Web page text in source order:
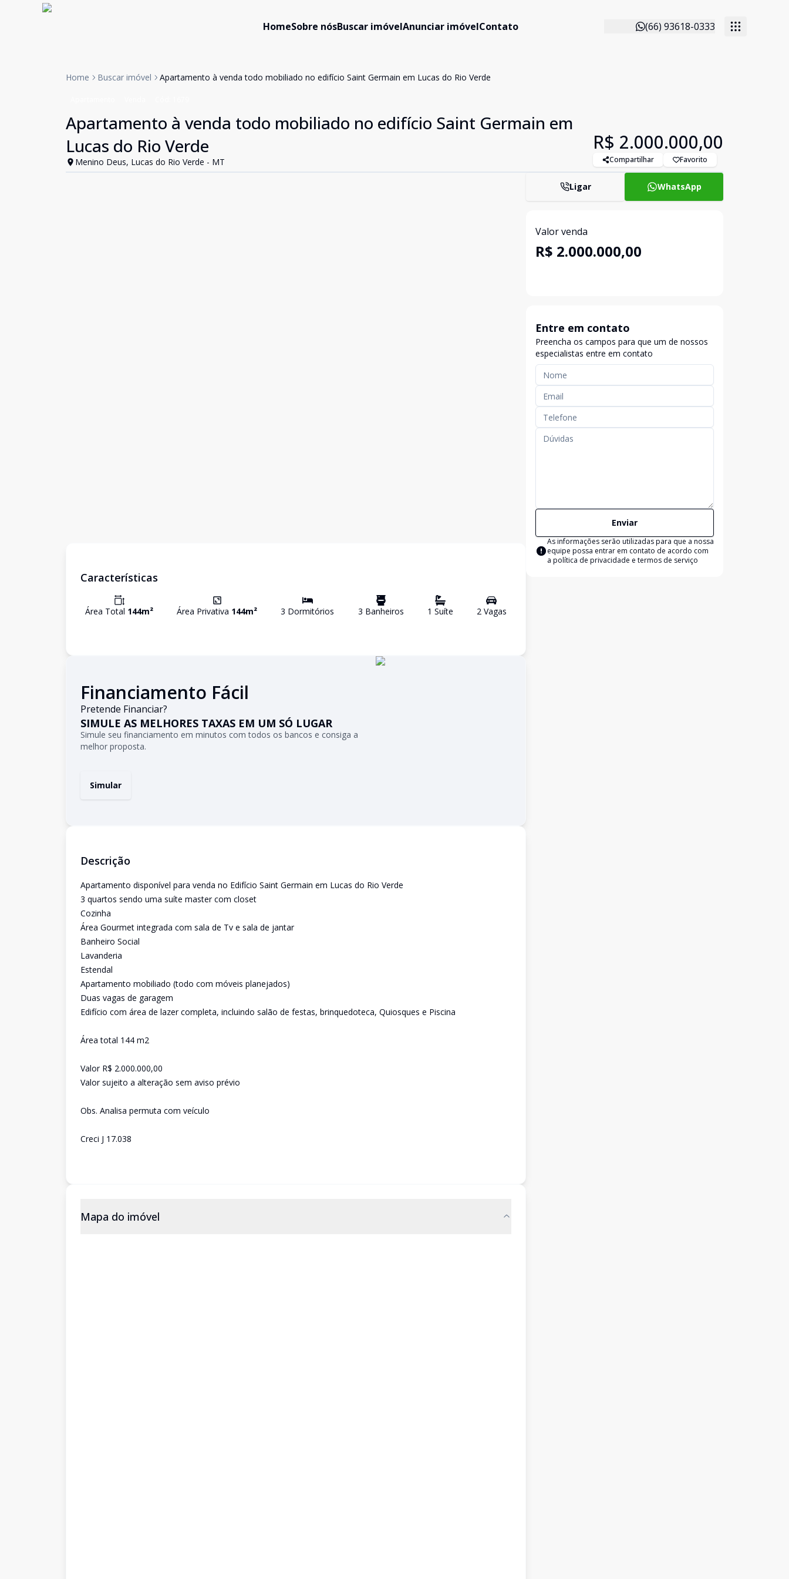
HomeSobre nósBuscar imóvelAnunciar imóvelContato (66) 93618-0333
Home Buscar imóvel Apartamento à venda todo mobiliado no edifício Saint Germain em Lucas do Rio Verde
Apartamento à venda todo mobiliado no edifício Saint Germain em
Lucas do Rio Verde
Menino Deus, Lucas do Rio Verde - MT
R$ 2.000.000,00
Compartilhar Favorito
Características
Área Total 144m² Área Privativa 144m² 3 Dormitórios 3 Banheiros 1 Suíte 2Vagas
Financiamento Fácil
Pretende Financiar?
SIMULE AS MELHORES TAXAS EM UM SÓ LUGAR
Simule seu financiamento em minutos com todos os bancos e consiga a
melhor proposta.
Simular
Descrição
Apartamento disponível para venda no Edifício Saint Germain em Lucas do Rio Verde
3 quartos sendo uma suíte master com closet
Cozinha
Área Gourmet integrada com sala de Tv e sala de jantar
Banheiro Social
Lavanderia
Estendal
Apartamento mobiliado (todo com móveis planejados)
Duas vagas de garagem
Edifício com área de lazer completa, incluindo salão de festas, brinquedoteca, Quiosques e Piscina
Área total 144 m2
Valor R$ 2.000.000,00
Valor sujeito a alteração sem aviso prévio
Obs. Analisa permuta com veículo
Creci J 17.038
Mapa do imóvel
Ligar WhatsApp
Valor venda
R$ 2.000.000,00
Entre em contato
Preencha os campos para que um de nossos
especialistas entre em contato
Enviar
As informações serão utilizadas para que a nossa
equipe possa entrar em contato de acordo com
a política de privacidade e termos de serviço